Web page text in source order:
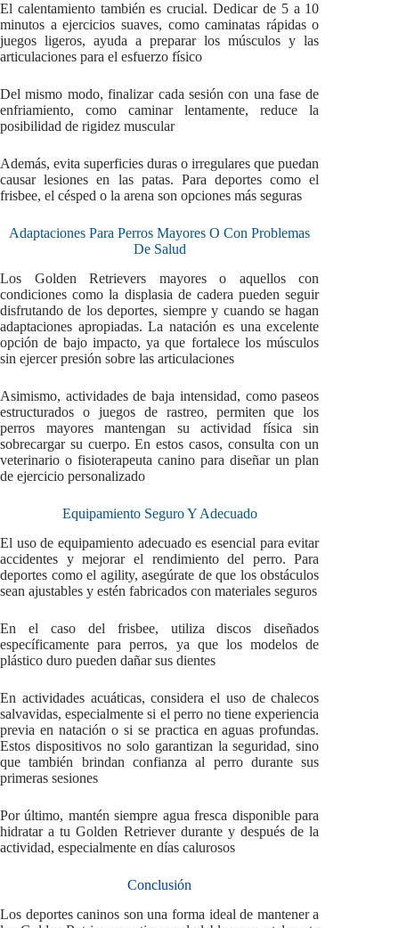
El calentamiento también es crucial. Dedicar de 5 a 10
minutos a ejercicios suaves, como caminatas rápidas o
juegos ligeros, ayuda a preparar los músculos y las
articulaciones para el esfuerzo físico
Del mismo modo, finalizar cada sesión con una fase de
enfriamiento, como caminar lentamente, reduce la
posibilidad de rigidez muscular
Además, evita superficies duras o irregulares que puedan
causar lesiones en las patas. Para deportes como el
frisbee, el césped o la arena son opciones más seguras
Adaptaciones Para Perros Mayores O Con Problemas
De Salud
Los Golden Retrievers mayores o aquellos con
condiciones como la displasia de cadera pueden seguir
disfrutando de los deportes, siempre y cuando se hagan
adaptaciones apropiadas. La natación es una excelente
opción de bajo impacto, ya que fortalece los músculos
sin ejercer presión sobre las articulaciones
Asimismo, actividades de baja intensidad, como paseos
estructurados o juegos de rastreo, permiten que los
perros mayores mantengan su actividad física sin
sobrecargar su cuerpo. En estos casos, consulta con un
veterinario o fisioterapeuta canino para diseñar un plan
de ejercicio personalizado
Equipamiento Seguro Y Adecuado
El uso de equipamiento adecuado es esencial para evitar
accidentes y mejorar el rendimiento del perro. Para
deportes como el agility, asegúrate de que los obstáculos
sean ajustables y estén fabricados con materiales seguros
En el caso del frisbee, utiliza discos diseñados
específicamente para perros, ya que los modelos de
plástico duro pueden dañar sus dientes
En actividades acuáticas, considera el uso de chalecos
salvavidas, especialmente si el perro no tiene experiencia
previa en natación o si se practica en aguas profundas.
Estos dispositivos no solo garantizan la seguridad, sino
que también brindan confianza al perro durante sus
primeras sesiones
Por último, mantén siempre agua fresca disponible para
hidratar a tu Golden Retriever durante y después de la
actividad, especialmente en días calurosos
Conclusión
Los deportes caninos son una forma ideal de mantener a